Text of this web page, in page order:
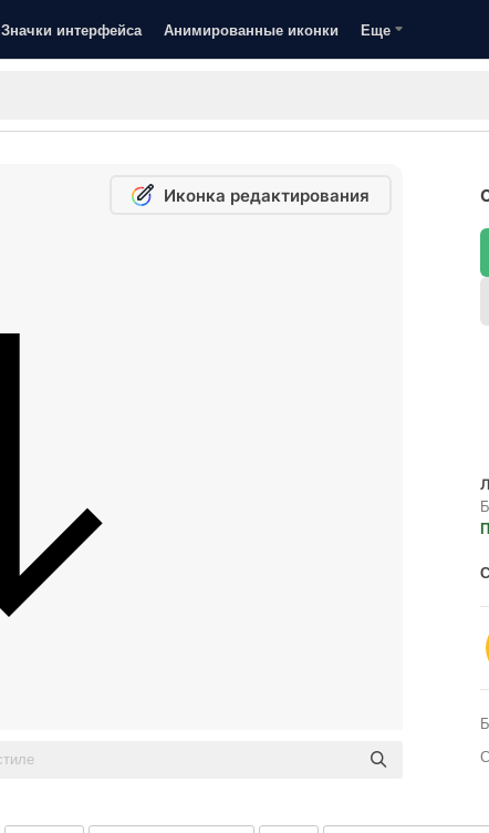
Значки интерфейса Анимированные иконки Еще
Иконка редактирования